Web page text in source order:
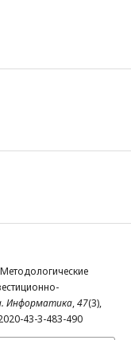
Информатика,47(3),
43-3-483-490